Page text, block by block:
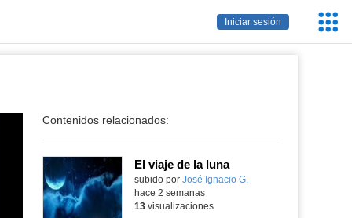
Iniciar sesión
Contenidos relacionados:
El viaje de la luna
Contenido educativo.
subido por José Ignacio G.
hace 2 semanas
13visualizaciones